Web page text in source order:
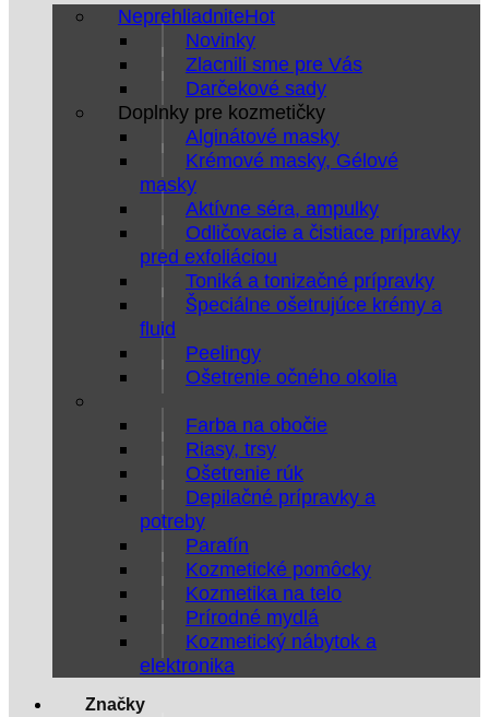
Neprehliadnite
Novinky
Zlacnili sme pre Vás
Darčekové sady
Doplnky pre kozmetičky
Alginátové masky
Krémové masky, Gélové
masky
Aktívne séra, ampulky
Odličovacie a čistiace prípravky
pred exfoliáciou
Toniká a tonizačné prípravky
Špeciálne ošetrujúce krémy a
fluid
Peelingy
Ošetrenie očného okolia
Farba na obočie
Riasy, trsy
Ošetrenie rúk
Depilačné prípravky a
potreby
Parafín
Kozmetické pomôcky
Kozmetika na telo
Prírodné mydlá
Kozmetický nábytok a
elektronika
Značky